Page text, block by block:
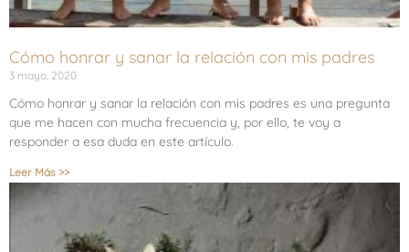
Cómo honrar y sanar la relación con mis padres
3 mayo, 2020
Cómo honrar y sanar la relación con mis padres es una pregunta
que me hacen con mucha frecuencia y, por ello, te voy a
responder a esa duda en este artículo.
Leer Más >>